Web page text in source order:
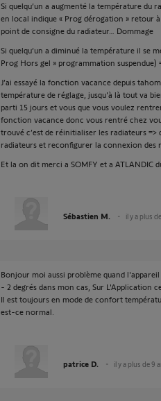
Si quelqu’un a augmenté la température du
en local indique « Prog dérogation » retour
point de consigne du radiateur… Dommage
Si quelqu’un a diminué la température il se
Prog Hors gel » programmation
J’ai essayé la fonction vacance depuis
température de réglage, jusqu'à là tout va
parti 15 jours et vous que vous voulez
fonction vacance donc vous rentré chez
trouvé c’est de réinitialiser les radiateurs
radiateurs et reconfigurer la connexion des
Et la on dit merci a SOMFY et a ATLANDIC
Sébastien M. il y a plus
Bonjour moi aussi problème quand
- 2 degrés dans mon cas, Sur L'Application
Il est toujours en mode de confort
est-ce normal.
patrice D. il y a plus de 9